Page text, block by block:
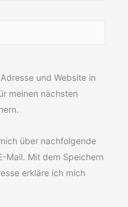
und Website in
meinen nächsten
über nachfolgende
Mail. Mit dem Speichern
erkläre ich mich